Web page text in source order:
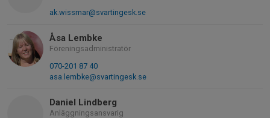
ak.wissmar@svartingesk.se
Åsa Lembke
Föreningsadministratör
070-201 87 40
asa.lembke@svartingesk.se
Daniel Lindberg
Anläggningsansvarig